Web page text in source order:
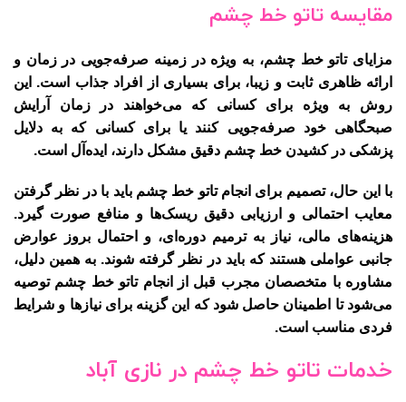
مقایسه تاتو خط چشم
مزایای تاتو خط چشم، به ویژه در زمینه صرفه‌جویی در زمان و
ارائه ظاهری ثابت و زیبا، برای بسیاری از افراد جذاب است. این
روش به ویژه برای کسانی که می‌خواهند در زمان آرایش
صبحگاهی خود صرفه‌جویی کنند یا برای کسانی که به دلایل
پزشکی در کشیدن خط چشم دقیق مشکل دارند، ایده‌آل است.
با این حال، تصمیم برای انجام تاتو خط چشم باید با در نظر گرفتن
معایب احتمالی و ارزیابی دقیق ریسک‌ها و منافع صورت گیرد.
هزینه‌های مالی، نیاز به ترمیم دوره‌ای، و احتمال بروز عوارض
جانبی عواملی هستند که باید در نظر گرفته شوند. به همین دلیل،
مشاوره با متخصصان مجرب قبل از انجام تاتو خط چشم توصیه
می‌شود تا اطمینان حاصل شود که این گزینه برای نیازها و شرایط
فردی مناسب است.
خدمات تاتو خط چشم در نازی آباد